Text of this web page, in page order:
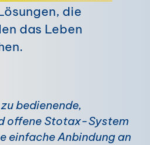
die
das Leben
bedienende,
offene Stotax-System
einfache Anbindung an